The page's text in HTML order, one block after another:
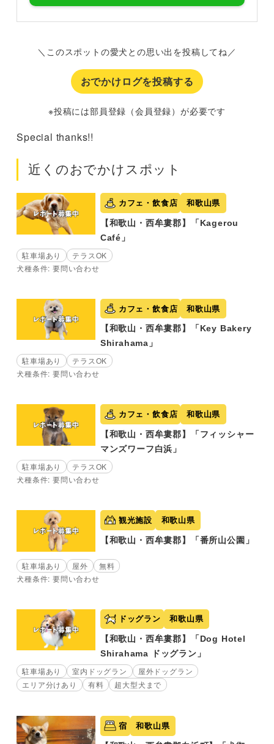
＼このスポットの愛犬との思い出を投稿してね／
おでかけログを投稿する
※投稿には部員登録（会員登録）が必要です
Special thanks!!
近くのおでかけスポット
カフェ・飲食店 和歌山県
【和歌山・西牟婁郡】「Kagerou
Café」
駐車場あり
テラスOK
犬種条件: 要問い合わせ
カフェ・飲食店 和歌山県
【和歌山・西牟婁郡】「Key Bakery
Shirahama」
駐車場あり
テラスOK
犬種条件: 要問い合わせ
カフェ・飲食店 和歌山県
【和歌山・西牟婁郡】「フィッシャー
マンズワーフ白浜」
駐車場あり
テラスOK
犬種条件: 要問い合わせ
観光施設 和歌山県
【和歌山・西牟婁郡】「番所山公園」
駐車場あり 屋外
無料
犬種条件: 要問い合わせ
ドッグラン 和歌山県
【和歌山・西牟婁郡】「Dog Hotel
Shirahama ドッグラン」
駐車場あり 室内ドッグラン
屋外ドッグラン
エリア分けあり
有料 超大型犬まで
宿 和歌山県